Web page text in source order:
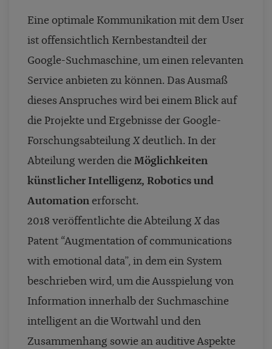
Eine optimale Kommunikation mit dem User
ist offensichtlich Kernbestandteil der
Google-Suchmaschine, um einen relevanten
Service anbieten zu können. Das Ausmaß
dieses Anspruches wird bei einem Blick auf
die Projekte und Ergebnisse der Google-
Forschungsabteilung X deutlich. In der
Abteilung werden die Möglichkeiten
künstlicher Intelligenz, Robotics und
Automation erforscht.
2018 veröffentlichte die Abteilung X das
Patent “Augmentation of communications
with emotional data”, in dem ein System
beschrieben wird, um die Ausspielung von
Information innerhalb der Suchmaschine
intelligent an die Wortwahl und den
Zusammenhang sowie an auditive Aspekte